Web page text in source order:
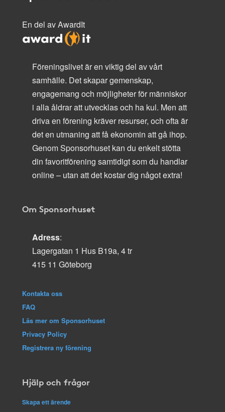
En del av AwardIt
Föreningslivet är en viktig del av vårt
samhälle. Det skapar gemenskap,
engagemang och möjligheter för människor
i alla åldrar att utvecklas och ha kul. Men att
driva en förening kräver resurser, och ofta är
det en utmaning att få ekonomin att gå ihop.
Genom Sponsorhuset kan du enkelt stötta
din favoritförening samtidigt som du handlar
online – utan att det kostar dig något extra!
Om Sponsorhuset
Adress:
Lagergatan 1 Hus B19a, 4 tr
415 11 Göteborg
Kontakta oss
FAQ
Läs mer om Sponsorhuset
Privacy Policy
Registrera ny förening
Hjälp och frågor
Skapa ett ärende